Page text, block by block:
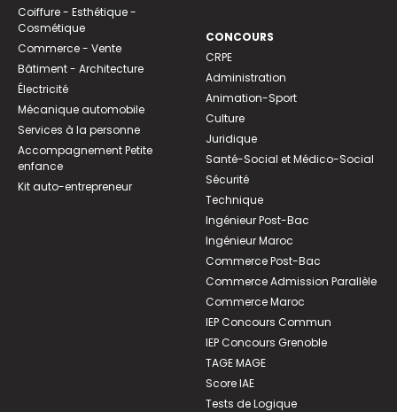
Coiffure - Esthétique -
Cosmétique
Commerce - Vente
Bâtiment - Architecture
Électricité
Mécanique automobile
Services à la personne
Accompagnement Petite
enfance
Kit auto-entrepreneur
CONCOURS
CRPE
Administration
Animation-Sport
Culture
Juridique
Santé-Social et Médico-Social
Sécurité
Technique
Ingénieur Post-Bac
Ingénieur Maroc
Commerce Post-Bac
Commerce Admission Parallèle
Commerce Maroc
IEP Concours Commun
IEP Concours Grenoble
TAGE MAGE
Score IAE
Tests de Logique